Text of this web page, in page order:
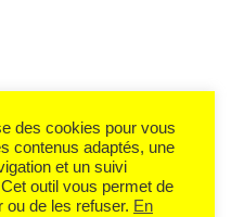
des cookies pour vous
contenus adaptés, une
et un suivi
Cet outil vous permet de
ou de les refuser. En